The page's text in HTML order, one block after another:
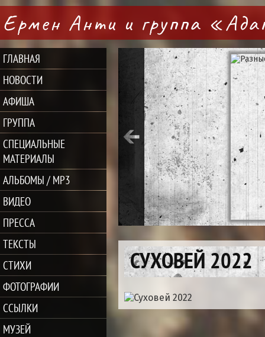
Ермен Анти и группа
ГЛАВНАЯ
НОВОСТИ
АФИША
ГРУППА
СПЕЦИАЛЬНЫЕ
МАТЕРИАЛЫ
АЛЬБОМЫ / MP3
ВИДЕО
ПРЕССА
ТЕКСТЫ
СТИХИ
ФОТОГРАФИИ
ССЫЛКИ
МУЗЕЙ
СУХОВЕЙ 2022